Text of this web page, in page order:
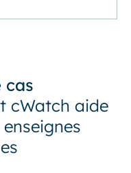
cas
cWatch aide